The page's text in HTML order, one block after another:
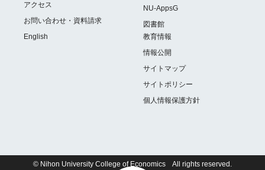
アクセス
お問い合わせ・資料請求
English
NU-AppsG
図書館
教育情報
情報公開
サイトマップ
サイトポリシー
個人情報保護方針
© Nihon University College of Economics All rights reserved.